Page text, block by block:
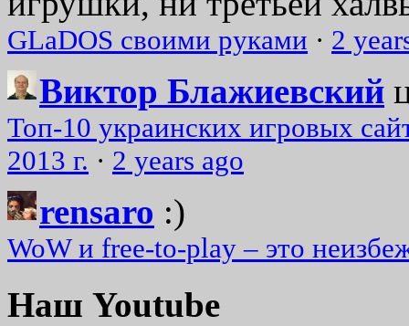
GLaDOS своими руками · 2
Виктор Блажиевский
Топ-10 украинских игровых
2013 г. · 2 years ago
rensaro :)
WoW и free-to-play – это
Наш Youtube